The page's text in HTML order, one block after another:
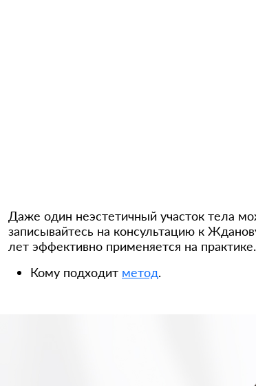
Даже один неэстетичный участок тела
записывайтесь на консультацию к
лет эффективно применяется на практике.
Кому подходит метод.